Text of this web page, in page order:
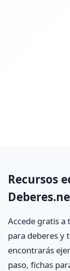
Recursos
Accede gratis
para deberes y
encontrarás
paso, fichas